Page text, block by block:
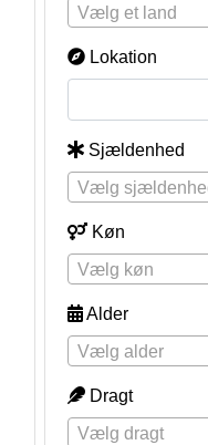
Vælg et land
Lokation
Sjældenhed
Vælg
Køn
Vælg køn
Alder
Vælg alder
Dragt
Vælg dragt